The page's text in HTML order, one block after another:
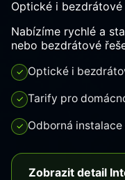
Optické i
Nabízíme rychlé a
nebo bezdrátové
✓ Optické i
✓ Tarify pro
✓ Odborná
Zobrazit detail